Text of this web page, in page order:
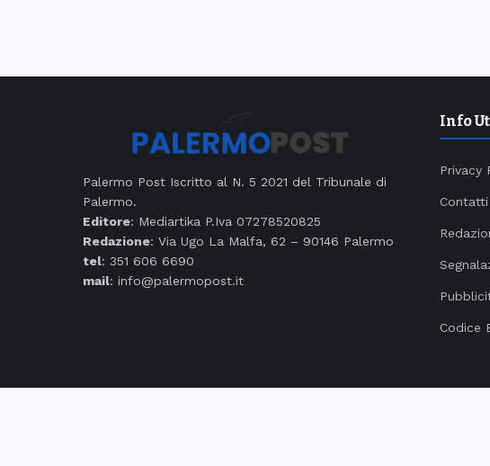
Palermo Post Iscritto al N. 5 2021 del Tribunale di
Palermo.
Editore: Mediartika P.Iva 07278520825
Redazione: Via Ugo La Malfa, 62 – 90146 Palermo
tel: 351 606 6690
mail: info@palermopost.it
Info
Privacy
Contatti
Codice